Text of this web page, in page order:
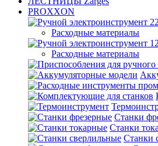
PROXXON
Расходные материалы
Расходные материалы
Станки
Станки
Станки